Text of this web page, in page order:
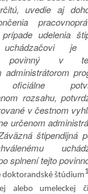
uvedie aj
udelenia
uchádzačovi je
povinný v
administrátorom
oficiálne
rozsahu,
v čestnom
určenom
štipendijná
splnení tejto
doktorandské štúdium
alebo umeleckej